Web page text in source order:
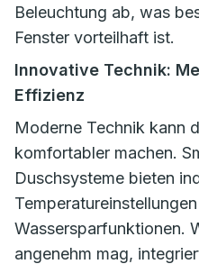
Beleuchtung ab, was
Fenster vorteilhaft ist.
Innovative Technik:
Effizienz
Moderne Technik kann
komfortabler machen.
Duschsysteme bieten
Wassersparfunktionen.
angenehm mag,